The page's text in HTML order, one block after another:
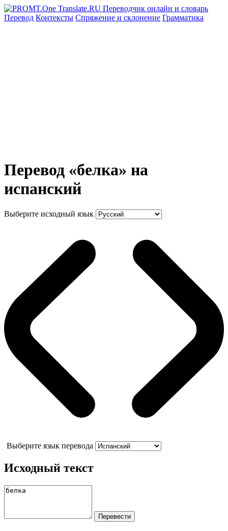
Перевод Контексты Спряжение и склонение Грамматика
Перевод «белка» на
испанский
Выберите исходный язык
Выберите язык перевода
Исходный текст